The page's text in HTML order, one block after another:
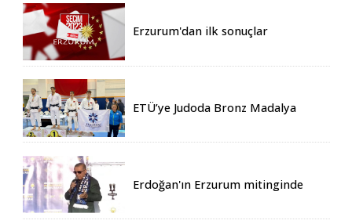
Erzurum'dan ilk sonuçlar
ETÜ’ye Judoda Bronz Madalya
Erdoğan'ın Erzurum mitinginde